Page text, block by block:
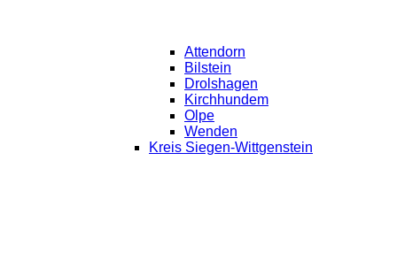
Attendorn
Bilstein
Drolshagen
Kirchhundem
Olpe
Wenden
Kreis Siegen-Wittgenstein